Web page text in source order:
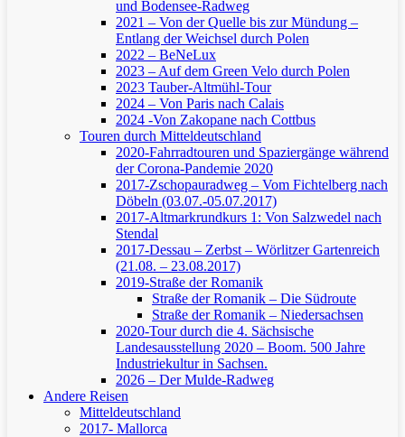
und Bodensee-Radweg
2021 – Von der Quelle bis zur Mündung –
Entlang der Weichsel durch Polen
2022 – BeNeLux
2023 – Auf dem Green Velo durch Polen
2023 Tauber-Altmühl-Tour
2024 – Von Paris nach Calais
2024 -Von Zakopane nach Cottbus
Touren durch Mitteldeutschland
2020-Fahrradtouren und Spaziergänge während
der Corona-Pandemie 2020
2017-Zschopauradweg – Vom Fichtelberg nach
Döbeln (03.07.-05.07.2017)
2017-Altmarkrundkurs 1: Von Salzwedel nach
Stendal
2017-Dessau – Zerbst – Wörlitzer Gartenreich
(21.08. – 23.08.2017)
2019-Straße der Romanik
Straße der Romanik – Die Südroute
Straße der Romanik – Niedersachsen
2020-Tour durch die 4. Sächsische
Landesausstellung 2020 – Boom. 500 Jahre
Industriekultur in Sachsen.
2026 – Der Mulde-Radweg
Andere Reisen
Mitteldeutschland
2017- Mallorca